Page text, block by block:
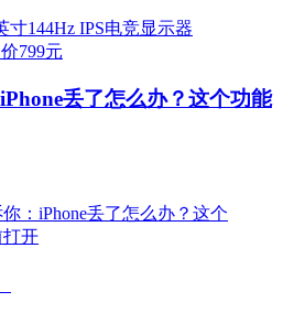
丢了怎么办？这个功能